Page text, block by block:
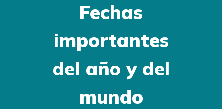
Fechas
importantes
del año y del
mundo